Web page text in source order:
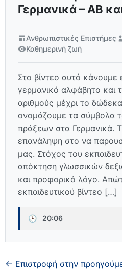
Γερμανικά – ΑΒ
Ανθρωπιστικές Επιστήμες
Καθημερινή ζωή
Στο βίντεο αυτό
γερμανικό αλφάβητο και
αριθμούς μέχρι το
ονομάζουμε τα σύμβολα
πράξεων στα Γερμανικά.
επανάληψη στο να
μας. Στόχος του
απόκτηση γλωσσικών
και προφορικό λόγο.
εκπαιδευτικού βίντεο […]
🕒 20:06
← Επιστροφή στην